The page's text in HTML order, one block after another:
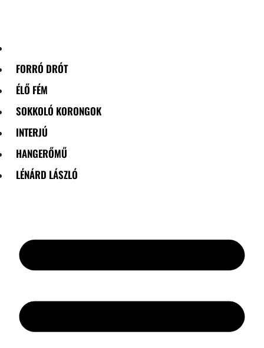
FORRÓ DRÓT
ÉLŐ FÉM
SOKKOLÓ KORONGOK
INTERJÚ
HANGERŐMŰ
LÉNÁRD LÁSZLÓ